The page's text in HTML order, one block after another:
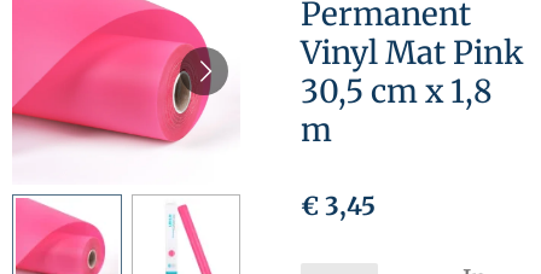
Permanent
Vinyl Mat Pink
30,5 cm x 1,8
m
€ 3,45